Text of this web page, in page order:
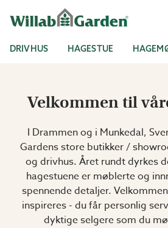
DRIVHUS HAGESTUE
Velkommen til
I Drammen og i Munkedal,
Gardens store butikker /
og drivhus. Året rundt dyrkes
hagestuene er møblerte og
spennende detaljer.
inspireres - du får personlig
dyktige selgere som du